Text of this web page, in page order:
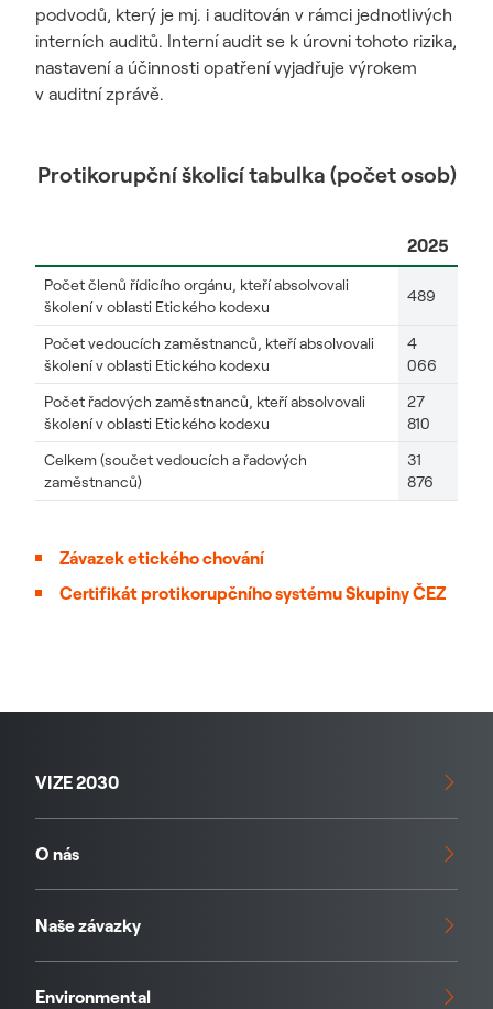
podvodů, který je mj. i auditován v rámci jednotlivých
interních auditů. Interní audit se k úrovni tohoto rizika,
nastavení a účinnosti opatření vyjadřuje výrokem
v auditní zprávě.
Protikorupční školicí tabulka (počet osob)
2025
Počet členů řídicího orgánu, kteří absolvovali
školení v oblasti Etického kodexu
489
Počet vedoucích zaměstnanců, kteří absolvovali
školení v oblasti Etického kodexu
4
066
Počet řadových zaměstnanců, kteří absolvovali
školení v oblasti Etického kodexu
27
810
Celkem (součet vedoucích a řadových
zaměstnanců)
31
876
Závazek etického chování
Certifikát protikorupčního systému Skupiny ČEZ
VIZE 2030
O nás
Naše závazky
Environmental